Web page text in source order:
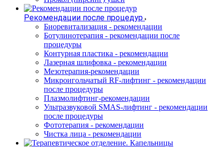
Рекомендации после процедур
Биоревитализация - рекомендации
Ботулинотерапия - рекомендации после
процедуры
Контурная пластика - рекомендации
Лазерная шлифовка - рекомендации
Мезотерапия-рекомендации
Микроигольчатый RF-лифтинг - рекомендации
после процедуры
Плазмолифтинг-рекомендации
Ультразвуковой SMAS-лифтинг - рекомендации
после процедуры
Фототерапия - рекомендации
Чистка лица - рекомендации